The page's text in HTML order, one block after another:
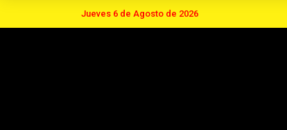
Jueves 6 de Agosto de 2026Hoy es Jueves 6 de Agosto